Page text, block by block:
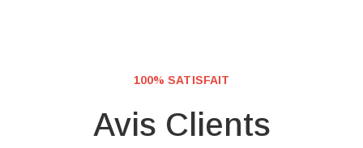
100% SATISFAIT
Avis Clients